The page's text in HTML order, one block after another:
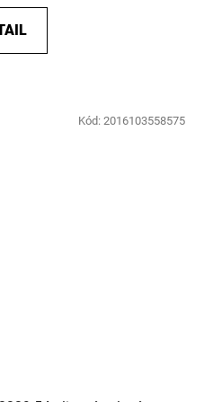
Kód: 2016103558575